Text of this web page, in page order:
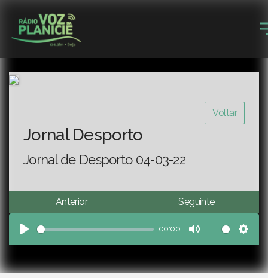
Voltar
Jornal Desporto
Jornal de Desporto 04-03-22
Anterior Seguinte
Play
00:00
Mute